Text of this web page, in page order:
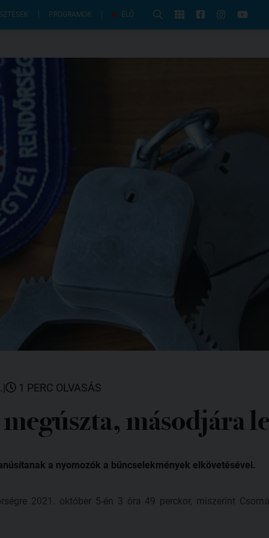
PROGRAMOK ÉLŐ
| 1 PERC OLVASÁS
másodjára
a nyomozók a bűncselekmények elkövetésével.
2021. október 5-én 3 óra 49 perckor, miszerint